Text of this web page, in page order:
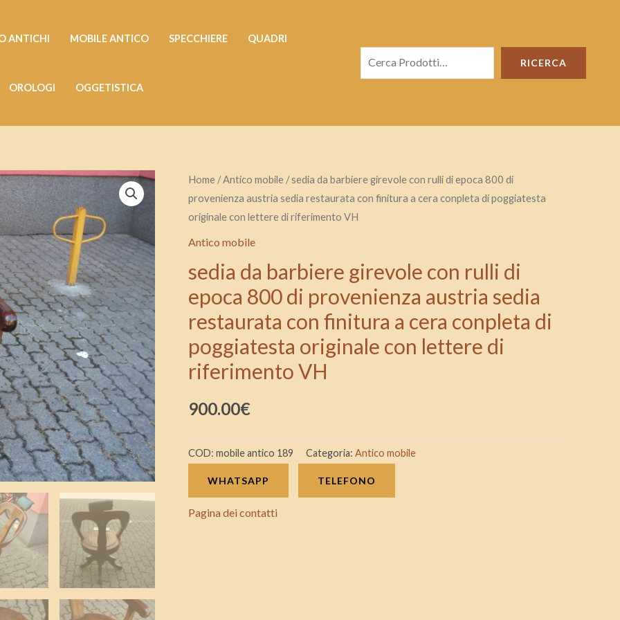
ANTICHI MOBILE ANTICO SPECCHIERE QUADRI
OROLOGI OGGETISTICA
RICERCA
Home /Antico mobile / sedia da barbiere girevole con rulli di epoca 800 di
provenienza austria sedia restaurata con finitura a cera conpleta di poggiatesta
originale con lettere di riferimento VH
Antico mobile
sedia da barbiere girevole con rulli di
epoca 800 di provenienza austria sedia
restaurata con finitura a cera conpleta di
poggiatesta originale con lettere di
riferimento VH
900.00€
sedia
da
barbiere
girevole
rulli
di
epoca
800
di
provenienza
austria
restaurata
con
finitura
a
cera
COD: mobile antico 189 Categoria: Antico mobile
WHATSAPP TELEFONO
Pagina dei contatti